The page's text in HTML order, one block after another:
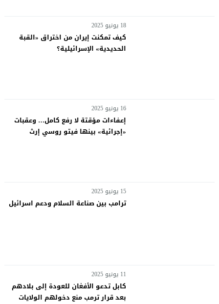
18 يونيو 2025
كيف تمكنت إيران من اختراق «القبة
الحديدية» الإسرائيلية؟
16 يونيو 2025
إعفاءات مؤقتة لا رفع كامل… وعقبات
«إجرائية» بينها فيتو روسي إرث
15 يونيو 2025
ترامب بين صناعة السلام ودعم اسرائيل
11 يونيو 2025
كابل تدعو الأفغان للعودة إلى بلادهم
بعد قرار ترمب منع دخولهم الولايات